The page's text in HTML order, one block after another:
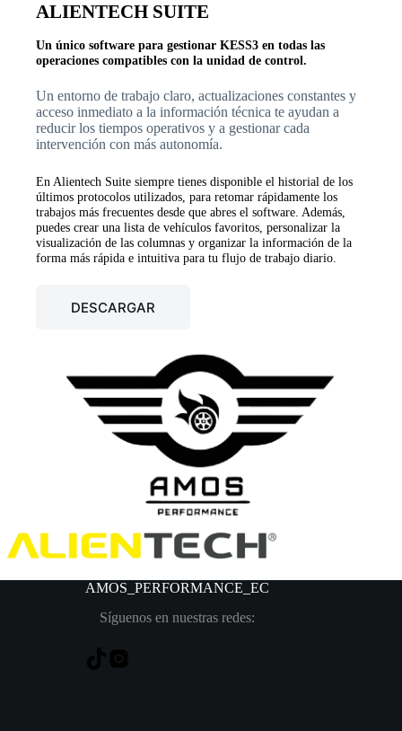
ALIENTECH SUITE
Un único software para gestionar KESS3 en todas las
operaciones compatibles con la unidad de control.
Un entorno de trabajo claro, actualizaciones constantes y
acceso inmediato a la información técnica te ayudan a
reducir los tiempos operativos y a gestionar cada
intervención con más autonomía.
En Alientech Suite siempre tienes disponible el historial de los
últimos protocolos utilizados, para retomar rápidamente los
trabajos más frecuentes desde que abres el software. Además,
puedes crear una lista de vehículos favoritos, personalizar la
visualización de las columnas y organizar la información de la
forma más rápida e intuitiva para tu flujo de trabajo diario.
DESCARGAR
AMOS_PERFORMANCE _EC
Síguenos en nuestras redes: